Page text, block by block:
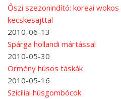
Őszi szezonindító: koreai
kecskesajttal
2010-06-13
Spárga hollandi mártással
2010-05-30
Örmény húsos táskák
2010-05-16
Szicíliai húsgombócok